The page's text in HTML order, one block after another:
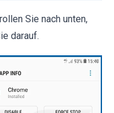
Sie nach unten,
darauf.